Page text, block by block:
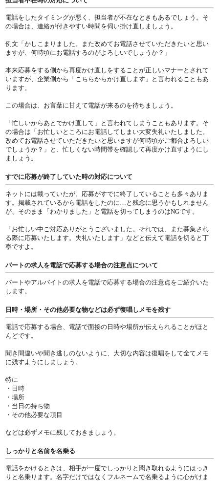
電話をしたタイミングが悪く、担当者が不在なときもあるでしょう。そ
の場合は、連絡が付きやすい時間を伺い掛け直しましょう。
例文「かしこまりました。また改めてお電話させていただきたいと思い
ますが、何時頃にお電話するのがよろしいでしょうか？」
本来応募をする側から再度かけ直しをすることが正しいマナーとされて
いますが、企業側から「こちらからかけ直します」と言われることもあ
ります。
この場合は、お言葉に甘えて電話が来るのを待ちましょう。
「忙しいからあとでかけ直して」と言われてしまうこともあります。そ
の場合は「お忙しいところにお電話してしまい大変失礼いたしました。
改めてお電話させていただきたいと思いますが何時頃がご都合よろしい
でしょうか？」と、忙しくない時間帯を確認して再度かけ直すようにし
ましょう。
すでに応募が終了していた時の対応について
ネットには載っていたが、応募がすでに終了していることも多々ありま
す。掲載されているから電話をしたのに…と残念に思うかもしれません
が、そのまま「わかりました」と電話を切ってしまうのはNGです。
「お忙しい中ご対応ありがとうございました。それでは、また募集され
る際に応募いたします。失礼いたします」などと伝えて電話を切ると丁
寧ですよ。
パートの求人を電話で応募する場合の注意点について
パートやアルバイトの求人を電話で応募する場合の注意点をご紹介いた
します。
日時・場所・その他必要な物などは必ず復唱しメモを残す
電話で応募する場合、電話で面接の日時や場所が伝えられることがほと
んどです。
聞き間違いや聞き逃しのないように、大切な内容は復唱をして全てメモ
に残すようにしましょう。
特に
・日時
・場所
・当日の持ち物
・その他必要な項目
などは必ずメモに残しておきましょう。
しっかりと名前を名乗る
電話をかけるときは、相手が一度でしっかりと聞き取れるようにはっき
りと名乗ります。名字だけではなくフルネームで名乗るように心がけま